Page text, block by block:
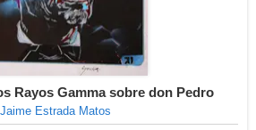
Rayos Gamma sobre don Pedro
Jaime Estrada Matos